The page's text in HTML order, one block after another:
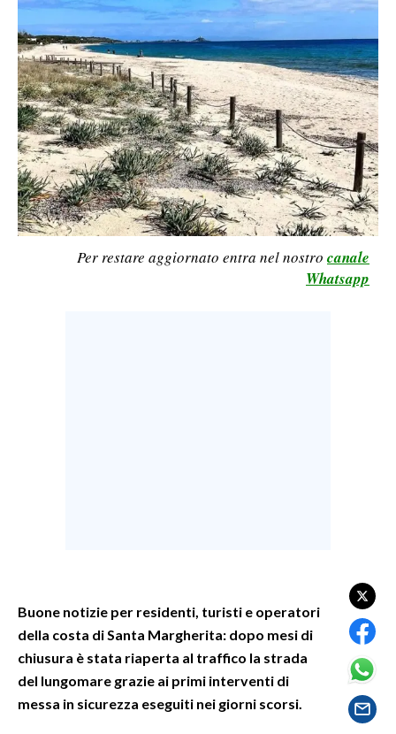
ECONOMIA
SERVIZI ALLE IMPRESE
LAVORO
BANDI
SPORT IN SARDEGNA
SALUTE
Per restare aggiornato entra nel nostro canale
Whatsapp
Buone notizie per residenti, turisti e operatori
della costa di Santa Margherita: dopo mesi di
chiusura è stata riaperta al traffico la strada
del lungomare grazie ai primi interventi di
messa in sicurezza eseguiti nei giorni scorsi.